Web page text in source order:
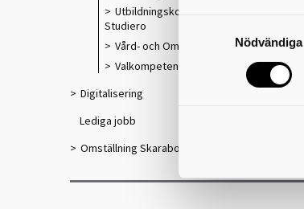
Nödvändiga
Utbildningskonceptet Trygghet &
Studiero
Vård- och Omsorgscollege
Valkompetens
Digitalisering
Lediga jobb
Omställning Skaraborg